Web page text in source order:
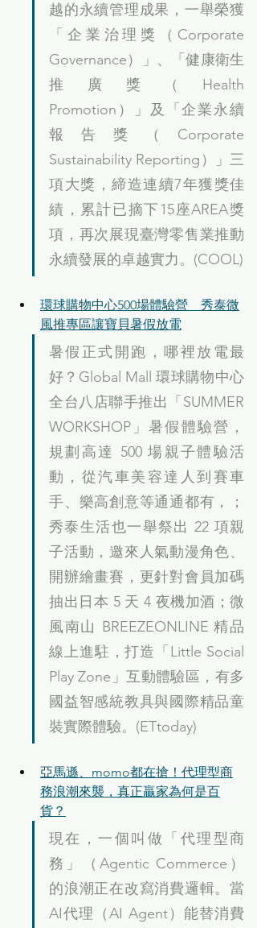
越的永續管理成果，一舉榮獲
「企業治理獎（Corporate
Governance）」、「健康衛生
推廣獎（Health
Promotion）」及「企業永續
報告獎（Corporate
Sustainability Reporting）」三
項大獎，締造連續7年獲獎佳
績，累計已摘下15座AREA獎
項，再次展現臺灣零售業推動
永續發展的卓越實力。(COOL)
環球購物中心500場體驗營　秀泰微
風推專區讓寶貝暑假放電
暑假正式開跑，哪裡放電最
好？Global Mall 環球購物中心
全台八店聯手推出「SUMMER
WORKSHOP」暑假體驗營，
規劃高達 500 場親子體驗活
動，從汽車美容達人到賽車
手、樂高創意等通通都有，；
秀泰生活也一舉祭出 22 項親
子活動，邀來人氣動漫角色、
開辦繪畫賽，更針對會員加碼
抽出日本 5 天 4 夜機加酒；微
風南山 BREEZEONLINE 精品
線上進駐，打造「Little Social
Play Zone」互動體驗區，有多
國益智感統教具與國際精品童
裝實際體驗。(ETtoday)
亞馬遜、momo都在搶！代理型商
務浪潮來襲，真正贏家為何是百
貨？
現在，一個叫做「代理型商
務」（Agentic Commerce）
的浪潮正在改寫消費邏輯。當
AI代理（AI Agent）能替消費